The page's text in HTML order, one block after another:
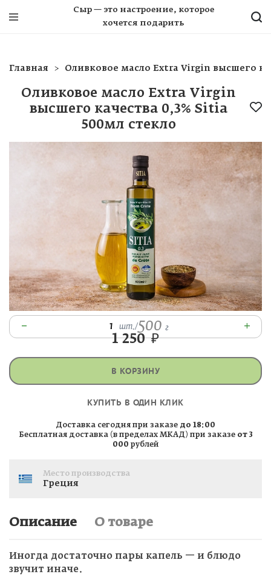
Сыр — это настроение, которое
хочется подарить
Главная Оливковое масло Extra Virgin высшего
Оливковое масло Extra Virgin
высшего качества 0,3% Sitia
500мл стекло
– 1 шт. /500 г +
1 250₽
В КОРЗИНУ
КУПИТЬ В ОДИН КЛИК
Доставка сегодня при заказе до 18:00
Бесплатная доставка (в пределах МКАД) при заказе от 3
000 рублей
Место производства
Греция
Описание О товаре
Иногда достаточно пары капель — и блюдо
звучит иначе.